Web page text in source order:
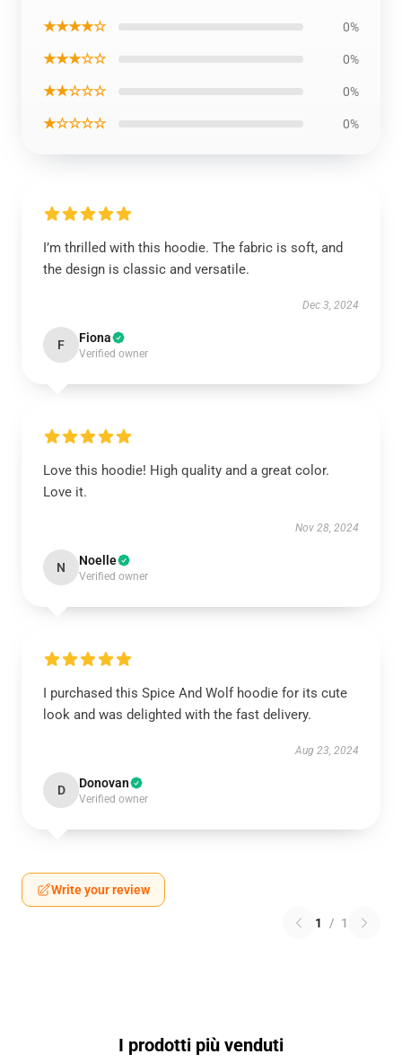
★★★★☆ 0%
★★★☆☆ 0%
★★☆☆☆ 0%
★☆☆☆☆ 0%
I’m thrilled with this hoodie. The fabric is soft, and
the design is classic and versatile.
Dec 3, 2024
F Fiona
Verified owner
Love this hoodie! High quality and a great color.
Love it.
Nov 28, 2024
N Noelle
Verified owner
I purchased this Spice And Wolf hoodie for its cute
look and was delighted with the fast delivery.
Aug 23, 2024
D Donovan
Verified owner
Write your review
1 / 1
I prodotti più venduti